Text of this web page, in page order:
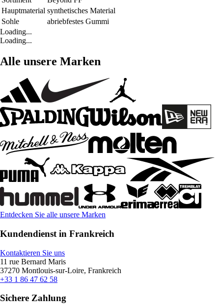
Hauptmaterial synthetisches Material
Sohle
abriebfestes Gummi
Loading...
Loading...
Alle unsere Marken
Entdecken Sie alle unsere Marken
Kundendienst in Frankreich
Kontaktieren Sie uns
11 rue Bernard Maris
37270 Montlouis-sur-Loire, Frankreich
+33 1 86 47 62 58
Sichere Zahlung